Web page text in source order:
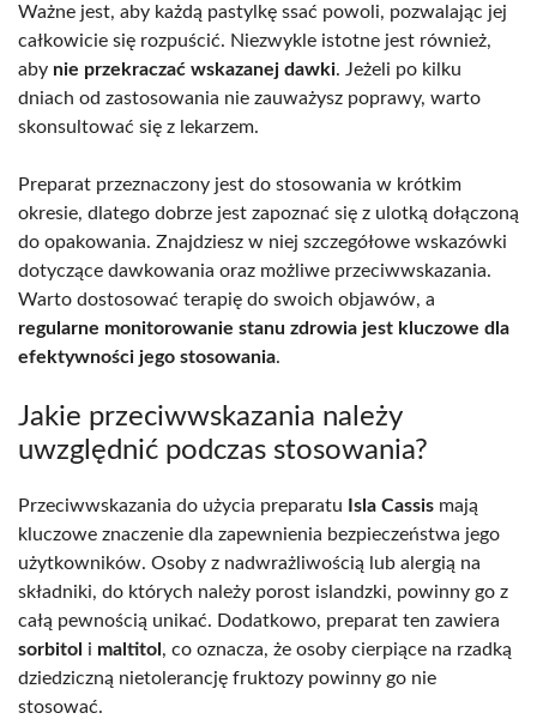
Ważne jest, aby każdą pastylkę ssać powoli, pozwalając jej
całkowicie się rozpuścić. Niezwykle istotne jest również,
aby nie przekraczać wskazanej dawki. Jeżeli po kilku
dniach od zastosowania nie zauważysz poprawy, warto
skonsultować się z lekarzem.
Preparat przeznaczony jest do stosowania w krótkim
okresie, dlatego dobrze jest zapoznać się z ulotką dołączoną
do opakowania. Znajdziesz w niej szczegółowe wskazówki
dotyczące dawkowania oraz możliwe przeciwwskazania.
Warto dostosować terapię do swoich objawów, a
regularne monitorowanie stanu zdrowia jest kluczowe dla
efektywności jego stosowania.
Jakie przeciwwskazania należy
uwzględnić podczas stosowania?
Przeciwwskazania do użycia preparatu Isla Cassis mają
kluczowe znaczenie dla zapewnienia bezpieczeństwa jego
użytkowników. Osoby z nadwrażliwością lub alergią na
składniki, do których należy porost islandzki, powinny go z
całą pewnością unikać. Dodatkowo, preparat ten zawiera
sorbitol i maltitol , co oznacza, że osoby cierpiące na rzadką
dziedziczną nietolerancję fruktozy powinny go nie
stosować.